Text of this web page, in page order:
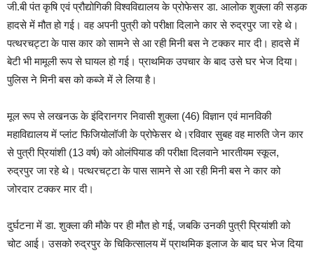
जी.बी पंत कृषि एवं प्रौद्योगिकी विश्वविद्यालय के प्रोफेसर डा. आलोक शुक्ला की सड़क
हादसे में मौत हो गई। वह अपनी पुत्री को परीक्षा दिलाने कार से रुद्रपुर जा रहे थे।
पत्थरचट्टा के पास कार को सामने से आ रही मिनी बस ने टक्कर मार दी। हादसे में
बेटी भी मामूली रूप से घायल हो गई। प्राथमिक उपचार के बाद उसे घर भेज दिया।
पुलिस ने मिनी बस को कब्जे में ले लिया है।
मूल रूप से लखनऊ के इंदिरानगर निवासी शुक्ला (46) विज्ञान एवं मानविकी
महाविद्यालय में प्लांट फिजियोलॉजी के प्रोफेसर थे।रविवार सुबह वह मारुति जेन कार
से पुत्री प्रियांशी (13 वर्ष) को ओलंपियाड की परीक्षा दिलवाने भारतीयम स्कूल,
रुद्रपुर जा रहे थे। पत्थरचट्टा के पास सामने से आ रही मिनी बस ने कार को
जोरदार टक्कर मार दी।
दुर्घटना में डा. शुक्ला की मौके पर ही मौत हो गई, जबकि उनकी पुत्री प्रियांशी को
चोट आई। उसको रुद्रपुर के चिकित्सालय में प्राथमिक इलाज के बाद घर भेज दिया